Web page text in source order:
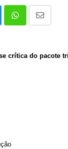
WhatsappShare
crítica do pacote